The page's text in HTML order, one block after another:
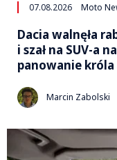
07.08.2026 Moto
Dacia walnęła
i szał na SUV-a
panowanie
Marcin Zabolski